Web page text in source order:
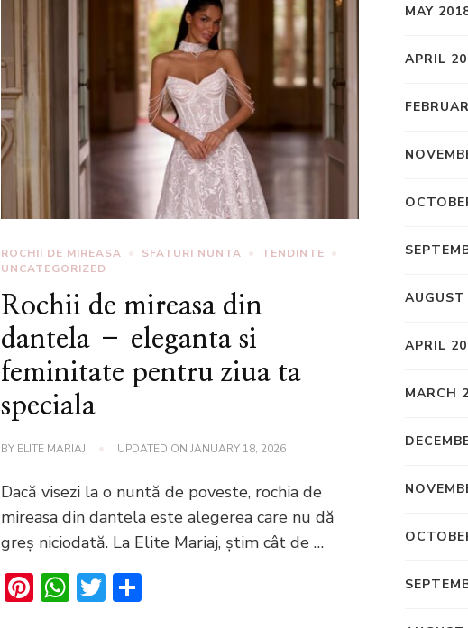
ROCHII DE MIREASA SFATURI NUNTA
TENDINTE
UNCATEGORIZED
Rochii de mireasa din
dantela – eleganta si
feminitate pentru ziua ta
speciala
BY ELITE MARIAJ UPDATED ONJANUARY 18, 2026
Dacă visezi la o nuntă de poveste, rochia de
mireasa din dantela este alegerea care nu dă
greș niciodată. La Elite Mariaj, știm cât de …
Pinterest
WhatsApp
Twitter
MAY
APRIL
APRIL
MARCH